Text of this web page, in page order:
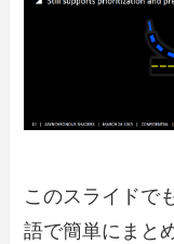
このスライドで
語で簡単にまと